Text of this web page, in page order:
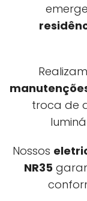
troca de
Nossos
NR35